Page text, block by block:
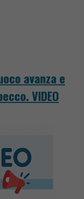
avanza e
VIDEO